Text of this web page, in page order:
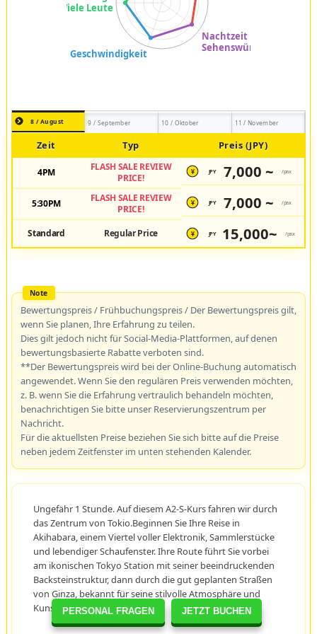
PERSONAL FRAGEN JETZT BUCHEN
8 / August 9 / September 10 / Oktober 11 / November
Zeit Typ Preis (JPY)
4PM
FLASH SALE REVIEW
PRICE!
¥ JPY 7,000 ~ /pax
5:30PM
FLASH SALE REVIEW
PRICE!
¥ JPY 7,000 ~ /pax
Standard Regular Price ¥ JPY 15,000~ /pax
Bewertungspreis / Frühbuchungspreis / Der Bewertungspreis gilt,
wenn Sie planen, Ihre Erfahrung zu teilen.
Dies gilt jedoch nicht für Social-Media-Plattformen, auf denen
bewertungsbasierte Rabatte verboten sind.
**Der Bewertungspreis wird bei der Online-Buchung automatisch
angewendet. Wenn Sie den regulären Preis verwenden möchten,
z. B. wenn Sie die Erfahrung vertraulich behandeln möchten,
benachrichtigen Sie bitte unser Reservierungszentrum per
Nachricht.
Für die aktuellsten Preise beziehen Sie sich bitte auf die Preise
neben jedem Zeitfenster im unten stehenden Kalender.
Ungefähr 1 Stunde. Auf diesem A2-S-Kurs fahren wir durch
das Zentrum von Tokio.Beginnen Sie Ihre Reise in
Akihabara, einem Viertel voller Elektronik, Sammlerstücke
und lebendiger Schaufenster. Ihre Route führt Sie vorbei
am ikonischen Tokyo Station mit seiner beeindruckenden
Backsteinstruktur, dann durch die gut geplanten Straßen
von Ginza, bekannt für seine stilvolle Atmosphäre und
Kunstgalerien.